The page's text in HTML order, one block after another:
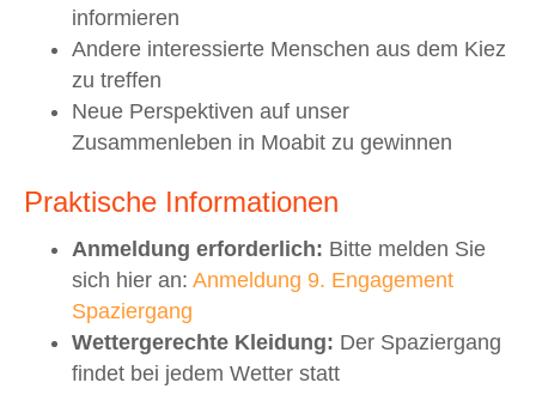
informieren
Andere interessierte Menschen aus dem Kiez
zu treffen
Neue Perspektiven auf unser
Zusammenleben in Moabit zu gewinnen
Praktische Informationen
Anmeldung erforderlich: Bitte melden Sie
sich hier an: Anmeldung 9. Engagement
Spaziergang
Wettergerechte Kleidung: Der Spaziergang
findet bei jedem Wetter statt